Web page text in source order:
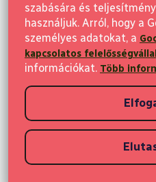
szabására és
használjuk. Arról, hogy a
személyes adatokat, a
kapcsolatos
információkat. Több
Vásárlás
Vásárlási információk
Copyright 2026Elvisia.